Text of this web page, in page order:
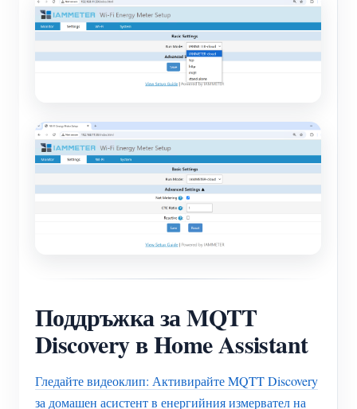
Поддръжка за MQTT
Discovery в Home Assistant
Гледайте видеоклип: Активирайте MQTT Discovery
за домашен асистент в енергийния измервател на